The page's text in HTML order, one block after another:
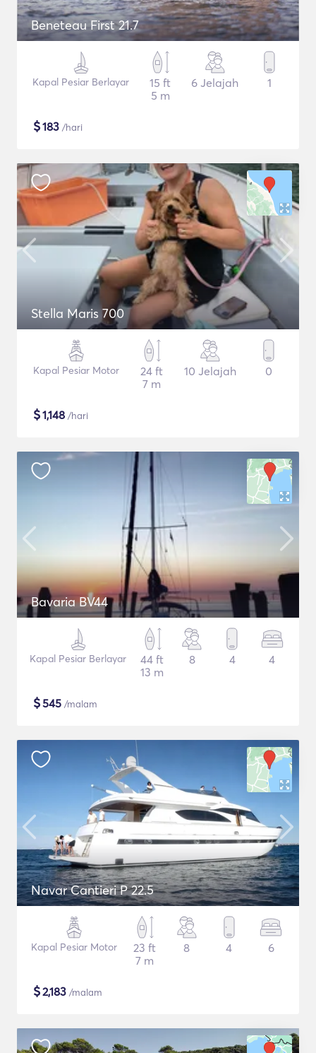
Beneteau First 21.7
Kapal Pesiar Berlayar
15 ft
5 m
6 Jelajah 1
$183 /hari
Stella Maris 700
Kapal Pesiar Motor
24 ft
7 m
10 Jelajah 0
$1,148 /hari
Bavaria BV44
Kapal Pesiar Berlayar
44 ft
13 m
8 4 4
$545 /malam
Navar Cantieri P 22.5
Kapal Pesiar Motor
23 ft
7 m
8 4 6
$2,183 /malam